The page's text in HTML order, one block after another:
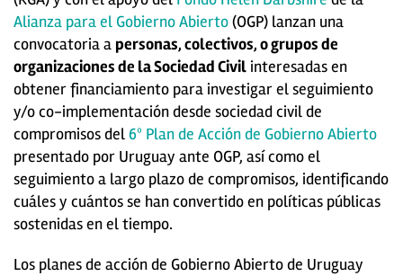
Alianza para el Gobierno Abierto(OGP) lanzan una
convocatoria a personas, colectivos, o grupos de
organizaciones de la Sociedad Civil interesadas en
obtener financiamiento para investigar el seguimiento
y/o co-implementación desde sociedad civil de
compromisos del6º Plan de Acción de Gobierno Abierto
presentado por Uruguay ante OGP, así como el
seguimiento a largo plazo de compromisos, identificando
cuáles y cuántos se han convertido en políticas públicas
sostenidas en el tiempo.
Los planes de acción de Gobierno Abierto de Uruguay